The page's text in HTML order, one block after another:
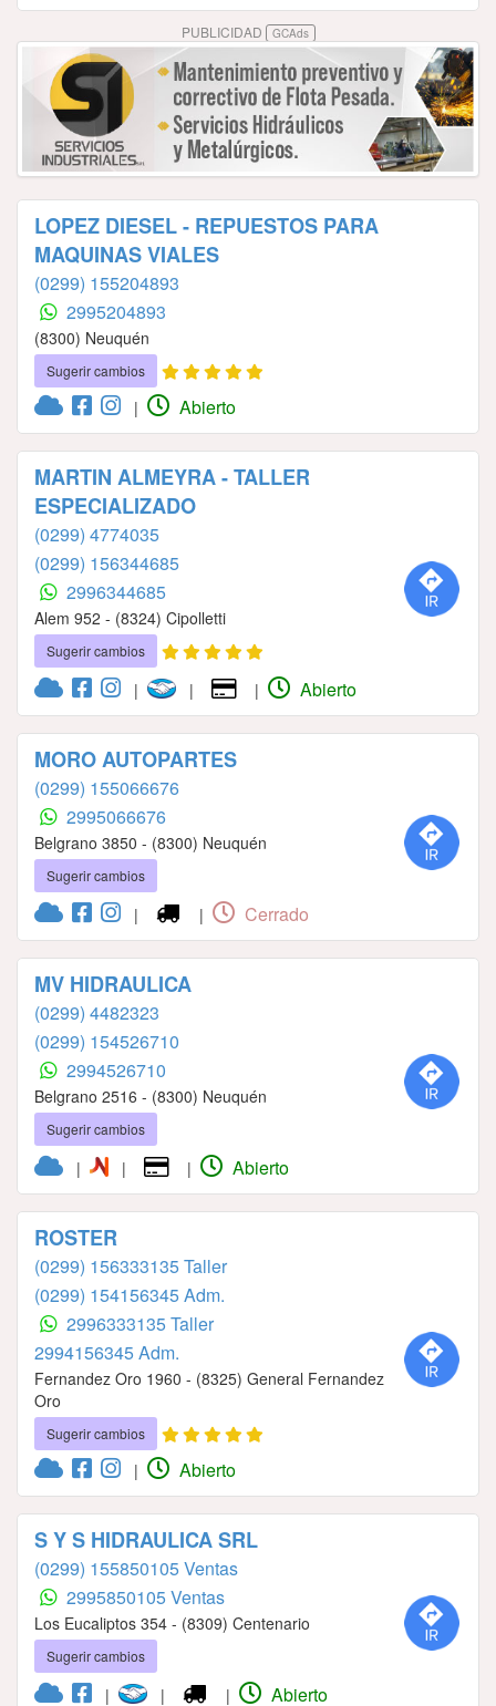
PUBLICIDAD GCAds
LOPEZ DIESEL - REPUESTOS PARA
MAQUINAS VIALES
(0299) 155204893
2995204893
(8300) Neuquén
Sugerir cambios
| Abierto
MARTIN ALMEYRA - TALLER
ESPECIALIZADO
(0299) 4774035
(0299) 156344685
2996344685
Alem 952 - (8324) Cipolletti
Sugerir cambios
| | | Abierto
MORO AUTOPARTES
(0299) 155066676
2995066676
Belgrano 3850 - (8300) Neuquén
Sugerir cambios
| | Cerrado
MV HIDRAULICA
(0299) 4482323
(0299) 154526710
2994526710
Belgrano 2516 - (8300) Neuquén
Sugerir cambios
| | | Abierto
ROSTER
(0299) 156333135 Taller
(0299) 154156345 Adm.
2996333135 Taller
2994156345 Adm.
Fernandez Oro 1960 - (8325) General Fernandez
Oro
Sugerir cambios
| Abierto
S Y S HIDRAULICA SRL
(0299) 155850105 Ventas
2995850105 Ventas
Los Eucaliptos 354 - (8309) Centenario
Sugerir cambios
| | | Abierto